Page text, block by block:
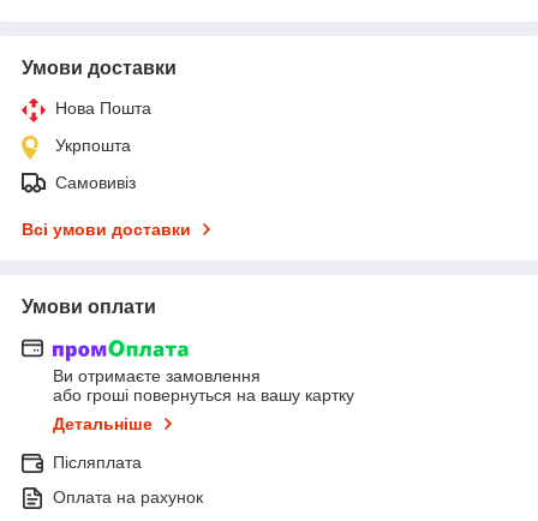
Умови доставки
Нова Пошта
Укрпошта
Самовивіз
Всі умови доставки
Умови оплати
Ви отримаєте замовлення
або гроші повернуться на вашу картку
Детальніше
Післяплата
Оплата на рахунок